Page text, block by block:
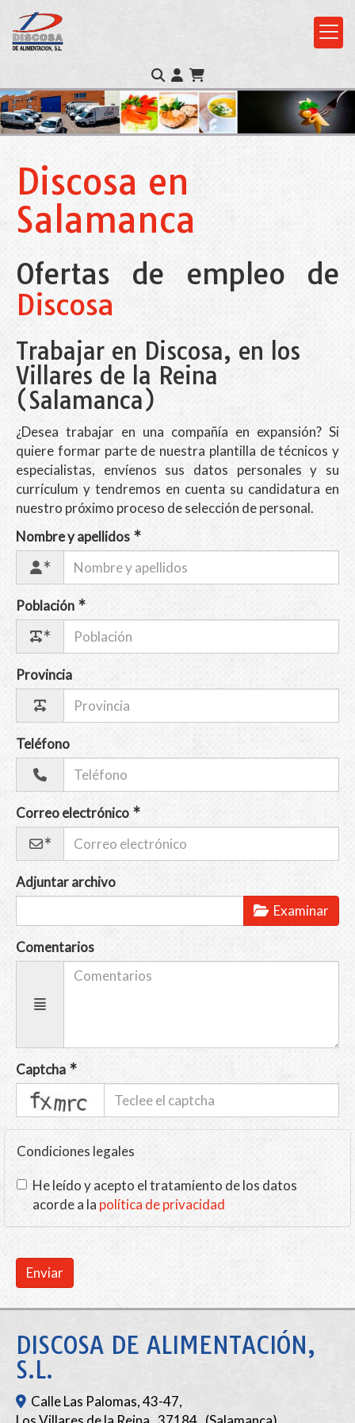
Discosa en
Salamanca
Ofertas de empleo de
Discosa
Trabajar en Discosa, en los
Villares de la Reina
(Salamanca)
¿Desea trabajar en una compañía en expansión? Si
quiere formar parte de nuestra plantilla de técnicos y
especialistas, envíenos sus datos personales y su
currículum y tendremos en cuenta su candidatura en
nuestro próximo proceso de selección de personal.
Nombre y apellidos
Población
Provincia
Teléfono
Correo electrónico
Adjuntar archivo
Examinar
Comentarios
Captcha
captcha
Condiciones legales
He leído y acepto el tratamiento de los datos
acorde a la política de privacidad
Enviar
DISCOSA DE ALIMENTACIÓN,
S.L.
Calle Las Palomas, 43-47,